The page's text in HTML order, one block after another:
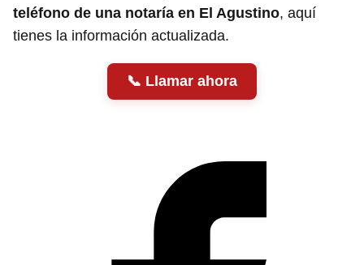
teléfono de una notaría en El Agustino, aquí
tienes la información actualizada.
Llamar ahora